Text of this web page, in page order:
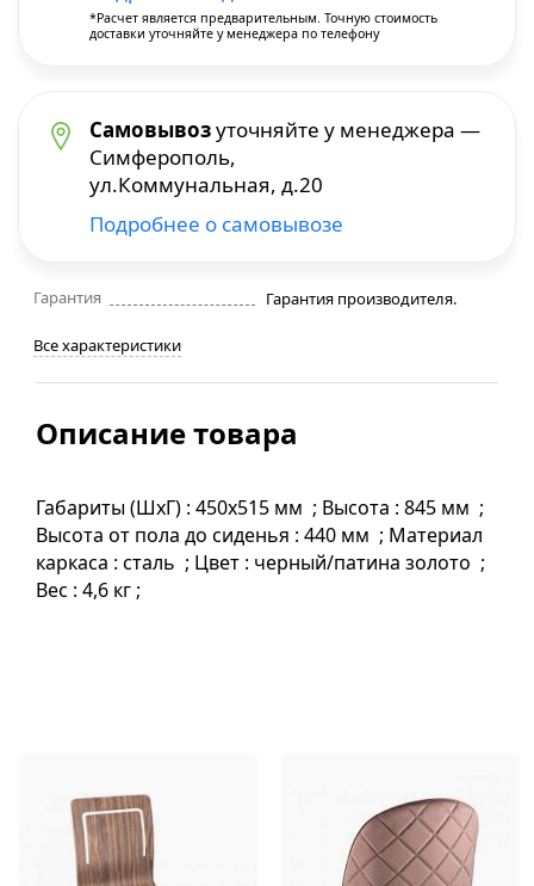
Гарантия Гарантия производителя.
Все характеристики
*Расчет является предварительным. Точную стоимость
доставки уточняйте у менеджера по телефону
Самовывозуточняйте у менеджера —
Симферополь,
ул.Коммунальная, д.20
Подробнее о самовывозе
Описание товара
Габариты (ШхГ) : 450x515 мм ; Высота : 845 мм ;
Высота от пола до сиденья : 440 мм ; Материал
каркаса : сталь ; Цвет : черный/патина золото ;
Вес : 4,6 кг ;
Строительные фены
Фрезеры
Штроборезы
Шуруповерты и электроотвертки
Электролобзики
Электрорубанки